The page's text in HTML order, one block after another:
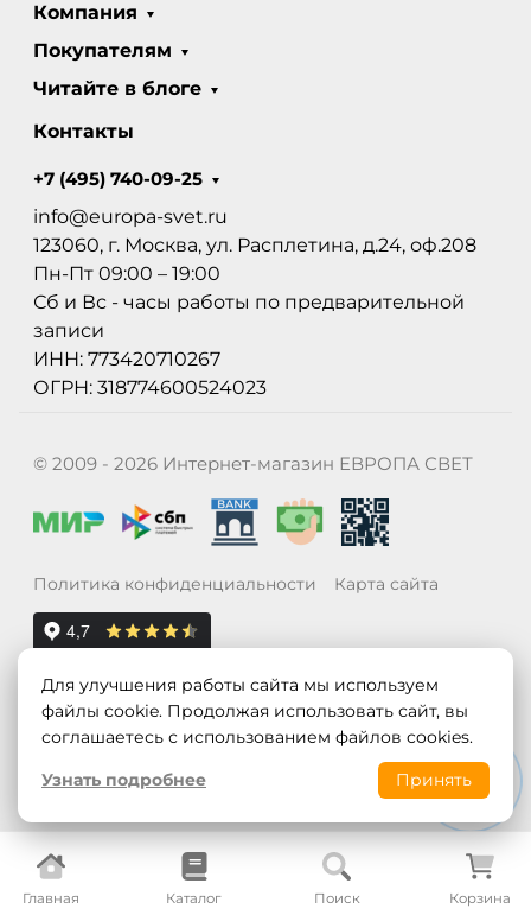
Главная Каталог Поиск Корзина
Компания
Покупателям
Читайте в блоге
Контакты
+7 (495) 740-09-25
info@europa-svet.ru
123060, г. Москва, ул. Расплетина, д.24, оф.208
Пн-Пт 09:00 – 19:00
Сб и Вс - часы работы по предварительной
записи
ИНН: 773420710267
ОГРН: 318774600524023
© 2009 - 2026 Интернет-магазин ЕВРОПА СВЕТ
Политика конфиденциальности Карта сайта
Для улучшения работы сайта мы используем
файлы cookie. Продолжая использовать сайт, вы
соглашаетесь с использованием файлов cookies.
Узнать подробнее
Принять